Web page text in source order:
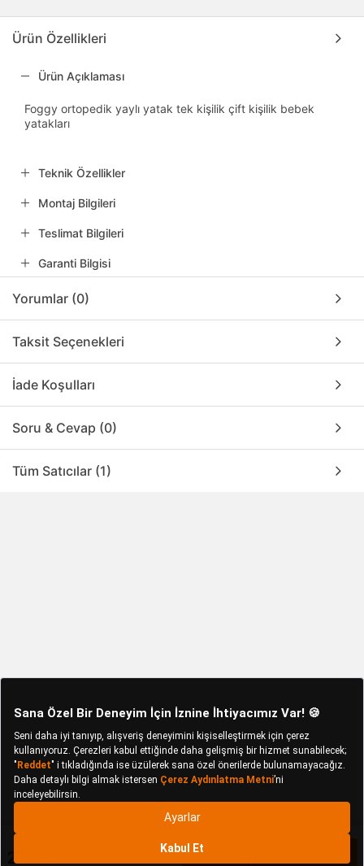
2.870 TL
Ürün Özellikleri
Ürün Açıklaması
Foggy ortopedik yaylı yatak tek kişilik çift kişilik bebek
yatakları
Teknik Özellikler
Montaj Bilgileri
Teslimat Bilgileri
Garanti Bilgisi
Yorumlar (0)
Taksit Seçenekleri
İade Koşulları
Soru & Cevap (0)
Tüm Satıcılar (1)